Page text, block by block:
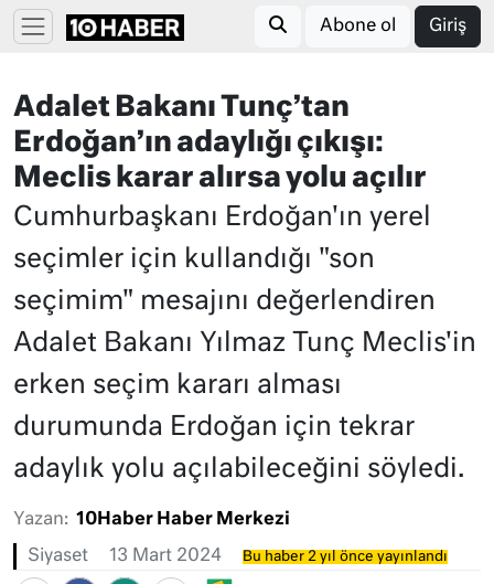
Abone ol Giriş
Adalet Bakanı Tunç’tan
Erdoğan’ın adaylığı çıkışı:
Meclis karar alırsa yolu açılır
Cumhurbaşkanı Erdoğan'ın yerel
seçimler için kullandığı "son
seçimim" mesajını değerlendiren
Adalet Bakanı Yılmaz Tunç Meclis'in
erken seçim kararı alması
durumunda Erdoğan için tekrar
adaylık yolu açılabileceğini söyledi.
Yazan: 10Haber Haber Merkezi
Siyaset 13 Mart 2024 Bu haber 2 yıl önce yayınlandı